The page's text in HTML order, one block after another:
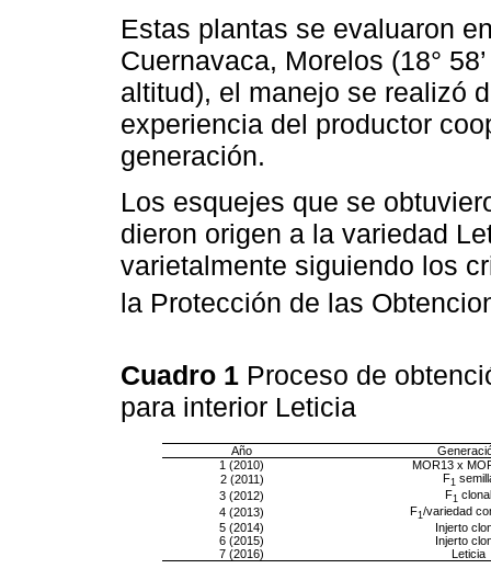
Estas plantas se evaluaron
Cuernavaca, Morelos (18°
altitud), el manejo se realizó
experiencia del productor
generación.
Los esquejes que se
dieron origen a la variedad
varietalmente siguiendo los
la Protección de las
Cuadro 1 Proceso de
para interior Leticia
Año
1 (2010)
MOR13 x
2 (2011)
F1
3 (2012)
F1 clonal
4 (2013)
F1/variedad
5 (2014)
Injerto
6 (2015)
Injerto
7 (2016)
Leticia